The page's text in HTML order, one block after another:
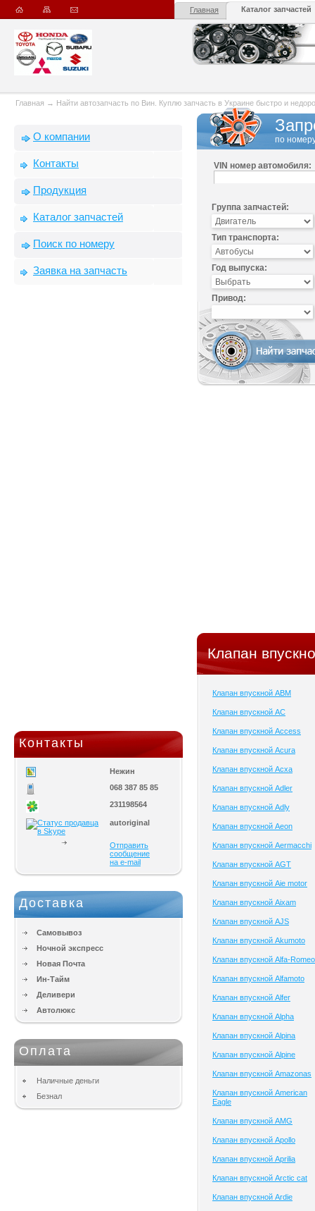
Главная Каталог запчастей
Главная → Найти автозапчасть по Вин. Куплю запчасть в Украине быстро и
О компании
Контакты
Продукция
Каталог запчастей
Поиск по номеру
Заявка на запчасть
Контакты
Нежин
068 387 85 85
231198564
autoriginal
Отправить
сообщение
на e-mail
Доставка
Самовывоз
Ночной экспресс
Новая Почта
Ин-Тайм
Деливери
Автолюкс
Оплата
Наличные деньги
Безнал
по
VIN номер автомобиля:
Группа запчастей:
Тип транспорта:
Год выпуска:
Привод:
Клапан
Клапан впускной ABM
Клапан впускной AC
Клапан впускной Access
Клапан впускной Acura
Клапан впускной Acxa
Клапан впускной Adler
Клапан впускной Adly
Клапан впускной Aeon
Клапан впускной Aermacchi
Клапан впускной AGT
Клапан впускной Aie motor
Клапан впускной Aixam
Клапан впускной AJS
Клапан впускной Akumoto
Клапан впускной Alfa-Romeo
Клапан впускной Alfamoto
Клапан впускной Alfer
Клапан впускной Alpha
Клапан впускной Alpina
Клапан впускной Alpine
Клапан впускной Amazonas
Клапан впускной American
Eagle
Клапан впускной AMG
Клапан впускной Apollo
Клапан впускной Aprilia
Клапан впускной Arctic cat
Клапан впускной Ardie